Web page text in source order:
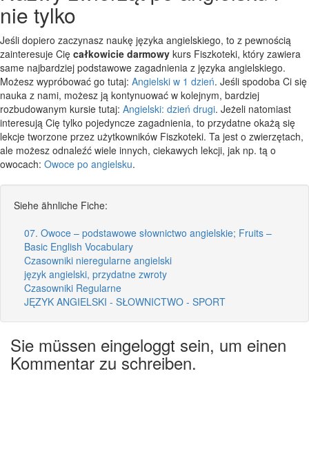
nie tylko
Jeśli dopiero zaczynasz naukę języka angielskiego, to z pewnością
zainteresuje Cię całkowicie darmowy kurs Fiszkoteki, który zawiera
same najbardziej podstawowe zagadnienia z języka angielskiego.
Możesz wypróbować go tutaj: Angielski w 1 dzień. Jeśli spodoba Ci się
nauka z nami, możesz ją kontynuować w kolejnym, bardziej
rozbudowanym kursie tutaj: Angielski: dzień drugi. Jeżeli natomiast
interesują Cię tylko pojedyncze zagadnienia, to przydatne okażą się
lekcje tworzone przez użytkowników Fiszkoteki. Ta jest o zwierzętach,
ale możesz odnaleźć wiele innych, ciekawych lekcji, jak np. tą o
owocach: Owoce po angielsku.
Siehe ähnliche Fiche:
07. Owoce – podstawowe słownictwo angielskie; Fruits –
Basic English Vocabulary
Czasowniki nieregularne angielski
język angielski, przydatne zwroty
Czasowniki Regularne
JĘZYK ANGIELSKI - SŁOWNICTWO - SPORT
Sie müssen eingeloggt sein, um einen
Kommentar zu schreiben.